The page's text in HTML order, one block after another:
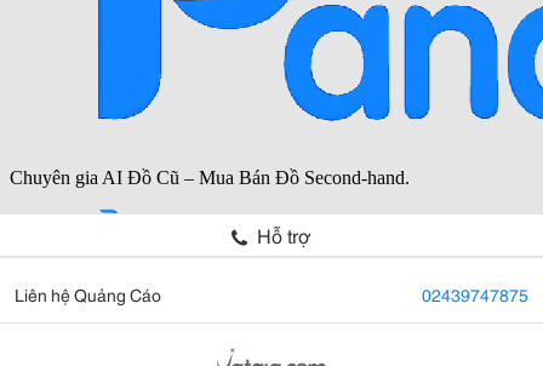
Hỗ trợ
Liên hệ Quảng Cáo 02439747875